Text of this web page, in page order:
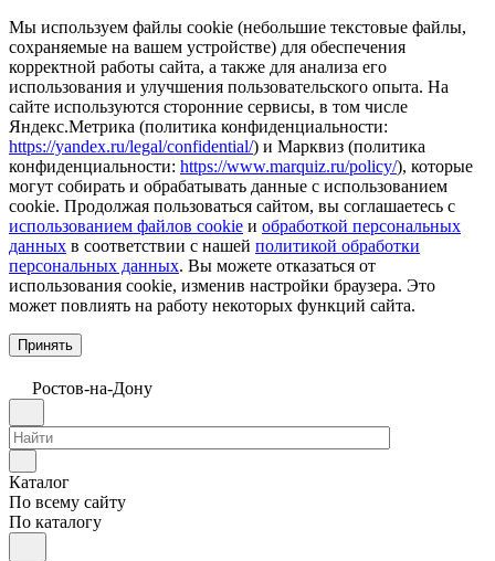
Мы используем файлы cookie (небольшие текстовые файлы,
сохраняемые на вашем устройстве) для обеспечения
корректной работы сайта, а также для анализа его
использования и улучшения пользовательского опыта. На
сайте используются сторонние сервисы, в том числе
Яндекс.Метрика (политика конфиденциальности:
https://yandex.ru/legal/confidential/) и Марквиз (политика
конфиденциальности: https://www.marquiz.ru/policy/), которые
могут собирать и обрабатывать данные с использованием
cookie. Продолжая пользоваться сайтом, вы соглашаетесь с
использованием файлов cookie и обработкой персональных
данных в соответствии с нашей политикой обработки
персональных данных. Вы можете отказаться от
использования cookie, изменив настройки браузера. Это
может повлиять на работу некоторых функций сайта.
Принять
Ростов-на-Дону
Каталог
По всему сайту
По каталогу